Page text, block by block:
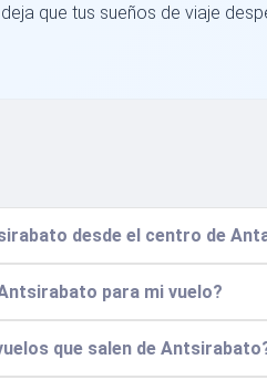
que tus sueños de viaje
desde el centro de
para mi vuelo?
que salen de